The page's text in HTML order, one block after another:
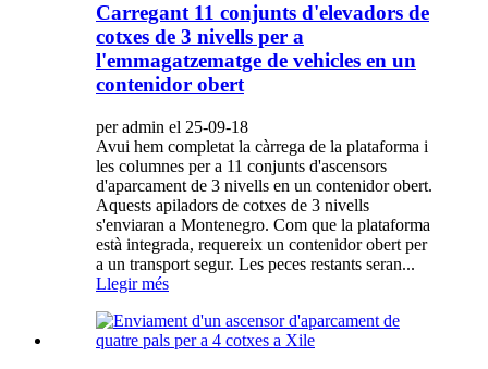
Carregant 11 conjunts d'elevadors de
cotxes de 3 nivells per a
l'emmagatzematge de vehicles en un
contenidor obert
per admin el 25-09-18
Avui hem completat la càrrega de la plataforma i
les columnes per a 11 conjunts d'ascensors
d'aparcament de 3 nivells en un contenidor obert.
Aquests apiladors de cotxes de 3 nivells
s'enviaran a Montenegro. Com que la plataforma
està integrada, requereix un contenidor obert per
a un transport segur. Les peces restants seran...
Llegir més